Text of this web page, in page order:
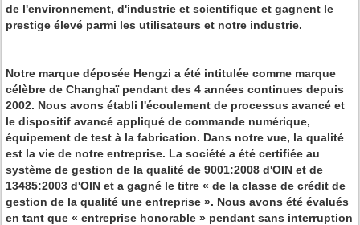
de l'environnement, d'industrie et scientifique et gagnent le
prestige élevé parmi les utilisateurs et notre industrie.
Notre marque déposée Hengzi a été intitulée comme marque
célèbre de Changhaï pendant des 4 années continues depuis
2002. Nous avons établi l'écoulement de processus avancé et
le dispositif avancé appliqué de commande numérique,
équipement de test à la fabrication. Dans notre vue, la qualité
est la vie de notre entreprise. La société a été certifiée au
système de gestion de la qualité de 9001:2008 d'OIN et de
13485:2003 d'OIN et a gagné le titre « de la classe de crédit de
gestion de la qualité une entreprise ». Nous avons été évalués
en tant que « entreprise honorable » pendant sans interruption